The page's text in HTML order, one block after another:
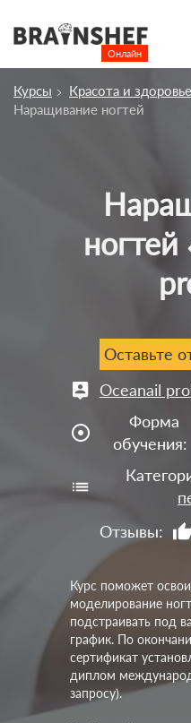
Онлайн
account_balance Выбор компании
Профессии
Курсы Красота и здоровье
Наращивание ногтей
Наращивание
ногтей
Oceanail
adjust
Форма
обучения:
Отзывы:
Оставьте
Курс поможет
моделирование
подстраивать под
график. По
сертификат
диплом
запросу).